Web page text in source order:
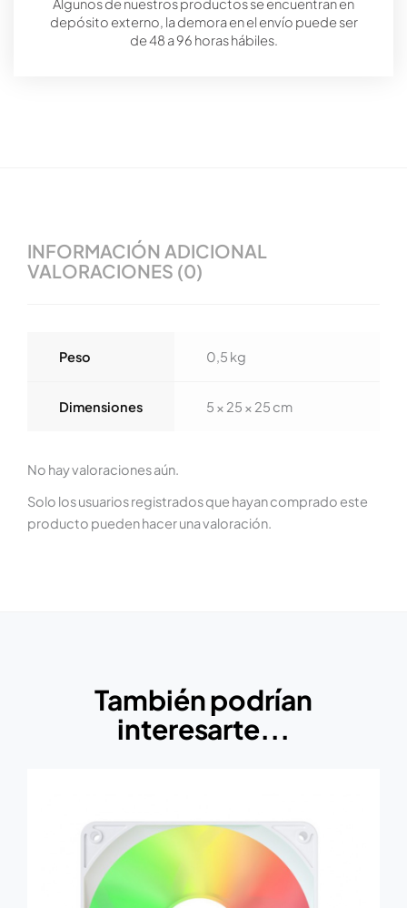
Algunos de nuestros productos se encuentran en
depósito externo, la demora en el envío puede ser
de 48 a 96 horas hábiles.
INFORMACIÓN ADICIONAL
VALORACIONES (0)
Peso 0,5 kg
Dimensiones 5 × 25 × 25 cm
No hay valoraciones aún.
Solo los usuarios registrados que hayan comprado este
producto pueden hacer una valoración.
También podrían
interesarte...